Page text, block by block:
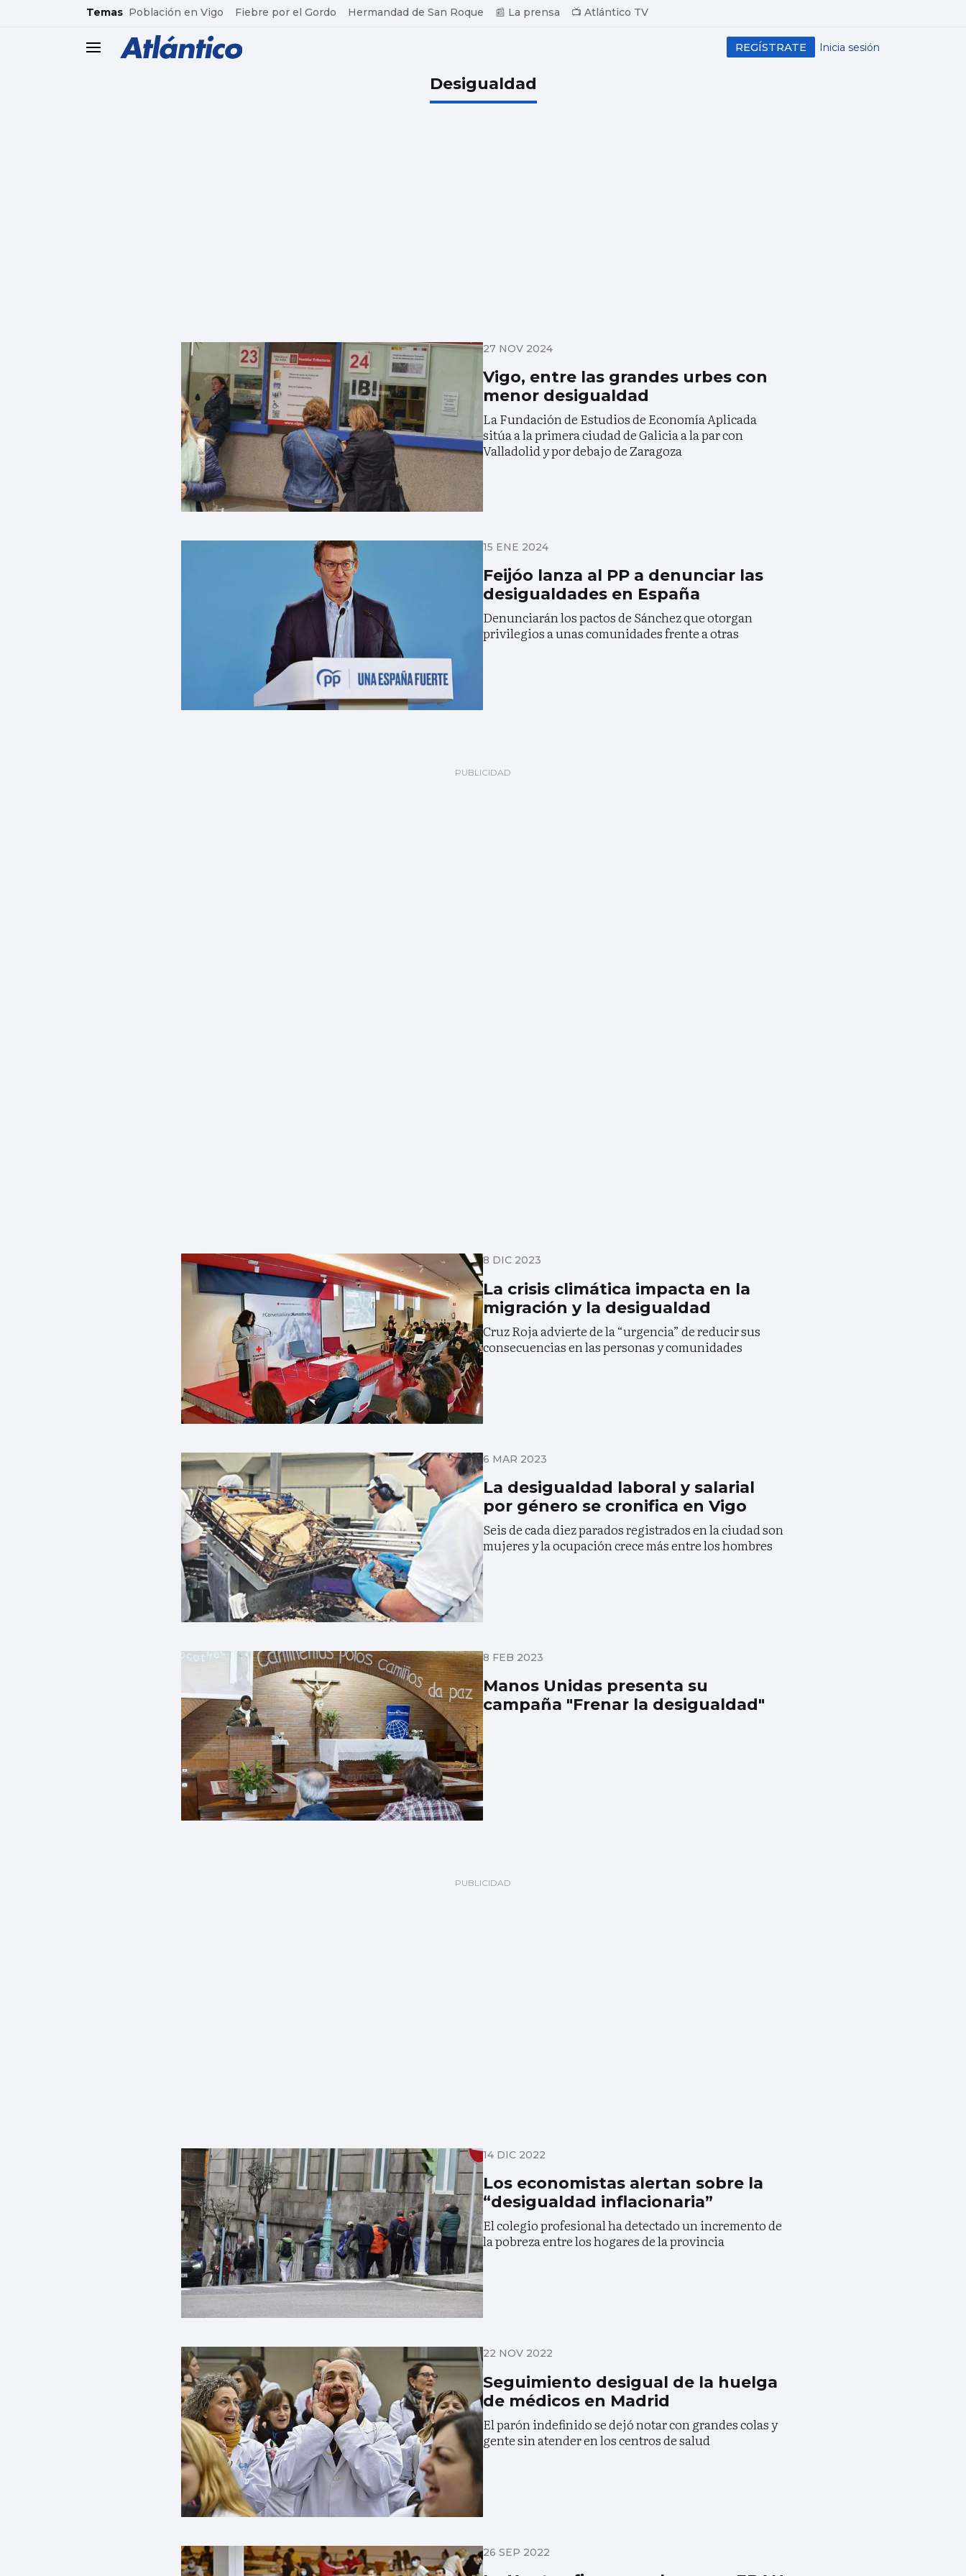
common.go-to-content
Temas Población en Vigo Fiebre por el Gordo Hermandad de San Roque 📰 La prensa 📺 Atlántico TV
header.menu.open Inicia sesión
REGÍSTRATE
Desigualdad
27 NOV 2024
Vigo, entre las grandes urbes con
menor desigualdad
La Fundación de Estudios de Economía Aplicada
sitúa a la primera ciudad de Galicia a la par con
Valladolid y por debajo de Zaragoza
15 ENE 2024
Feijóo lanza al PP a denunciar las
desigualdades en España
Denunciarán los pactos de Sánchez que otorgan
privilegios a unas comunidades frente a otras
8 DIC 2023
La crisis climática impacta en la
migración y la desigualdad
Cruz Roja advierte de la “urgencia” de reducir sus
consecuencias en las personas y comunidades
6 MAR 2023
La desigualdad laboral y salarial
por género se cronifica en Vigo
Seis de cada diez parados registrados en la ciudad son
mujeres y la ocupación crece más entre los hombres
8 FEB 2023
Manos Unidas presenta su
campaña "Frenar la desigualdad"
14 DIC 2022
Los economistas alertan sobre la
“desigualdad inflacionaria”
El colegio profesional ha detectado un incremento de
la pobreza entre los hogares de la provincia
22 NOV 2022
Seguimiento desigual de la huelga
de médicos en Madrid
El parón indefinido se dejó notar con grandes colas y
gente sin atender en los centros de salud
26 SEP 2022